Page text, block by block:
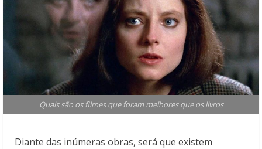
Quais são os filmes que foram melhores que os livros
Diante das inúmeras obras, será que existem